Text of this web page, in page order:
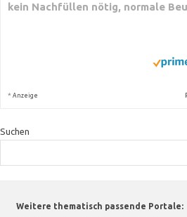
kein Nachfüllen nötig, normale
* Anzeige
Suchen
Weitere thematisch passende Portale: